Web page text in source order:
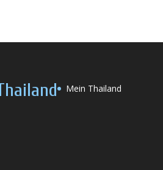
Mein Thailand